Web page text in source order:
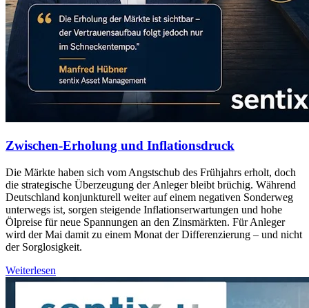
Zwischen-Erholung und Inflationsdruck
Die Märkte haben sich vom Angstschub des Frühjahrs erholt, doch
die strategische Überzeugung der Anleger bleibt brüchig. Während
Deutschland konjunkturell weiter auf einem negativen Sonderweg
unterwegs ist, sorgen steigende Inflationserwartungen und hohe
Ölpreise für neue Spannungen an den Zinsmärkten. Für Anleger
wird der Mai damit zu einem Monat der Differenzierung – und nicht
der Sorglosigkeit.
Weiterlesen